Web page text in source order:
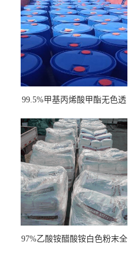
99.5%甲基丙烯酸甲酯无色透
97%乙酸铵醋酸铵白色粉末全